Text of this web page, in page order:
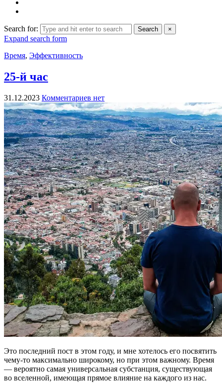
Search for: Search ×
Expand search form
Время, Эффективность
25-й час
31.12.2023 Комментариев нет
Это последний пост в этом году, и мне хотелось его посвятить
чему-то максимально широкому, но при этом важному. Время
— вероятно самая универсальная субстанция, существующая
во вселенной, имеющая прямое влияние на каждого из нас.